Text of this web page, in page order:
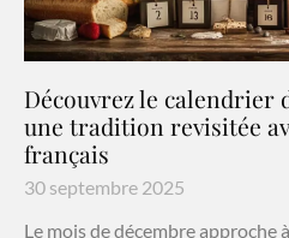
Découvrez le calendrier
une tradition revisitée
français
30 septembre 2025
Le mois de décembre approche